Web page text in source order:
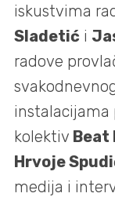
iskustvima
Sladetić i
radove
kolektiv Beat
Hrvoje
medija i